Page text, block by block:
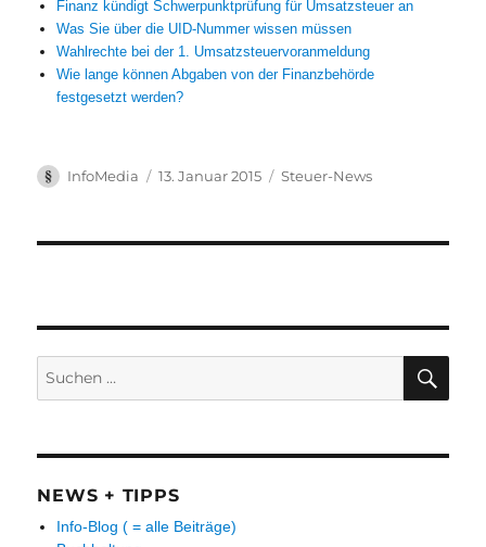
Finanz kündigt Schwerpunktprüfung für Umsatzsteuer an
Was Sie über die UID-Nummer wissen müssen
Wahlrechte bei der 1. Umsatzsteuervoranmeldung
Wie lange können Abgaben von der Finanzbehörde
festgesetzt werden?
Autor
InfoMedia
Veröffentlicht
13. Januar 2015 Kategorien
Steuer-News
nach:
NEWS + TIPPS
Info-Blog ( = alle Beiträge)